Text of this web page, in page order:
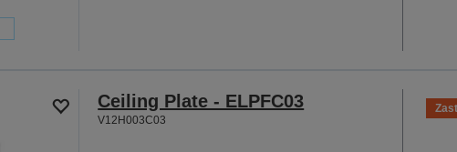
Ceiling Plate - ELPFC03
V12H003C03